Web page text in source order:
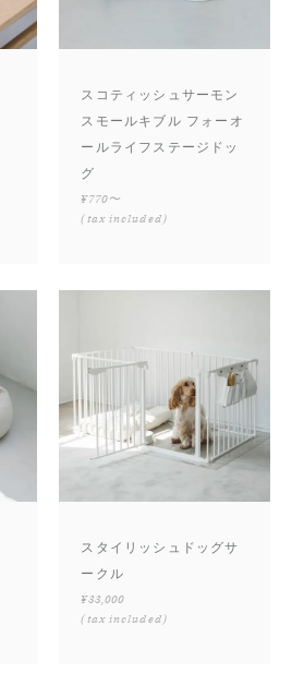
スコティッシュサーモン
スモールキブル フォーオ
ールライフステージドッ
グ
¥770〜
(tax included)
スタイリッシュドッグサ
ークル
¥33,000
(tax included)